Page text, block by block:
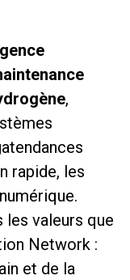
,
rapide, les
les valeurs que
Network :
et de la